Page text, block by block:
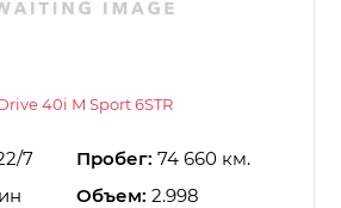
40i M Sport 6STR
7 Пробег: 74 660 км.
Объем: 2.998